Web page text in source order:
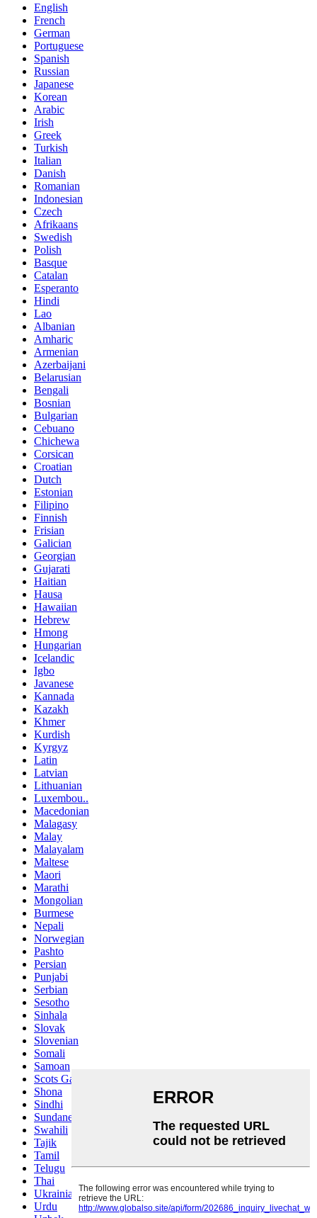
English
French
German
Portuguese
Spanish
Russian
Japanese
Korean
Arabic
Irish
Greek
Turkish
Italian
Danish
Romanian
Indonesian
Czech
Afrikaans
Swedish
Polish
Basque
Catalan
Esperanto
Hindi
Lao
Albanian
Amharic
Armenian
Azerbaijani
Belarusian
Bengali
Bosnian
Bulgarian
Cebuano
Chichewa
Corsican
Croatian
Dutch
Estonian
Filipino
Finnish
Frisian
Galician
Georgian
Gujarati
Haitian
Hausa
Hawaiian
Hebrew
Hmong
Hungarian
Icelandic
Igbo
Javanese
Kannada
Kazakh
Khmer
Kurdish
Kyrgyz
Latin
Latvian
Lithuanian
Luxembou..
Macedonian
Malagasy
Malay
Malayalam
Maltese
Maori
Marathi
Mongolian
Burmese
Nepali
Norwegian
Pashto
Persian
Punjabi
Serbian
Sesotho
Sinhala
Slovak
Slovenian
Somali
Samoan
Scots Gaelic
Shona
Sindhi
Sundanese
Swahili
Tajik
Tamil
Telugu
Thai
Ukrainian
Urdu